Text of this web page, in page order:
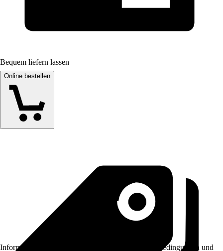
Bequem liefern lassen
Online bestellen
Informationen des Verkäufers, wie z. B. Rückgabebedingungen und